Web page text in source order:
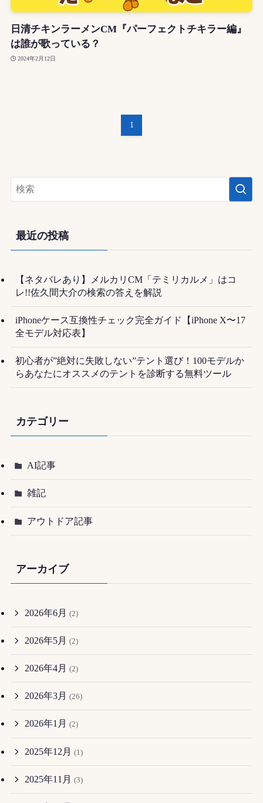
日清チキンラーメンCM『パーフェクトチキラー編』
は誰が歌っている？
2024年2月12日
1
最近の投稿
【ネタバレあり】メルカリCM「テミリカルメ」はコ
レ!!佐久間大介の検索の答えを解説
iPhoneケース互換性チェック完全ガイド【iPhone X〜17
全モデル対応表】
初心者が”絶対に失敗しない”テント選び！100モデルか
らあなたにオススメのテントを診断する無料ツール
カテゴリー
AI記事
雑記
アウトドア記事
アーカイブ
2026年6月 (2)
2026年5月 (2)
2026年4月 (2)
2026年3月 (26)
2026年1月 (2)
2025年12月 (1)
2025年11月 (3)